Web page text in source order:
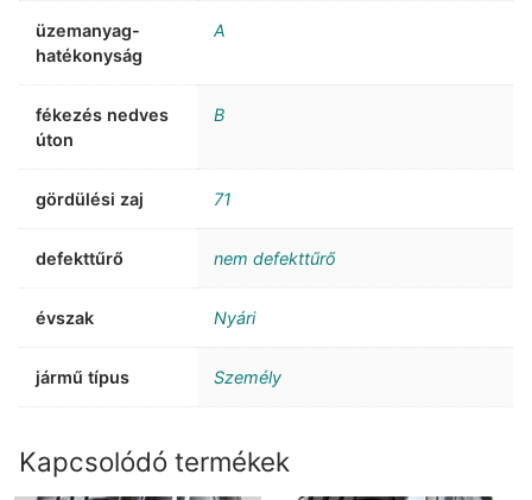
üzemanyag-
hatékonyság
A
fékezés nedves
úton
B
gördülési zaj 71
defekttűrő nem defekttűrő
évszak Nyári
jármű típus Személy
Kapcsolódó termékek